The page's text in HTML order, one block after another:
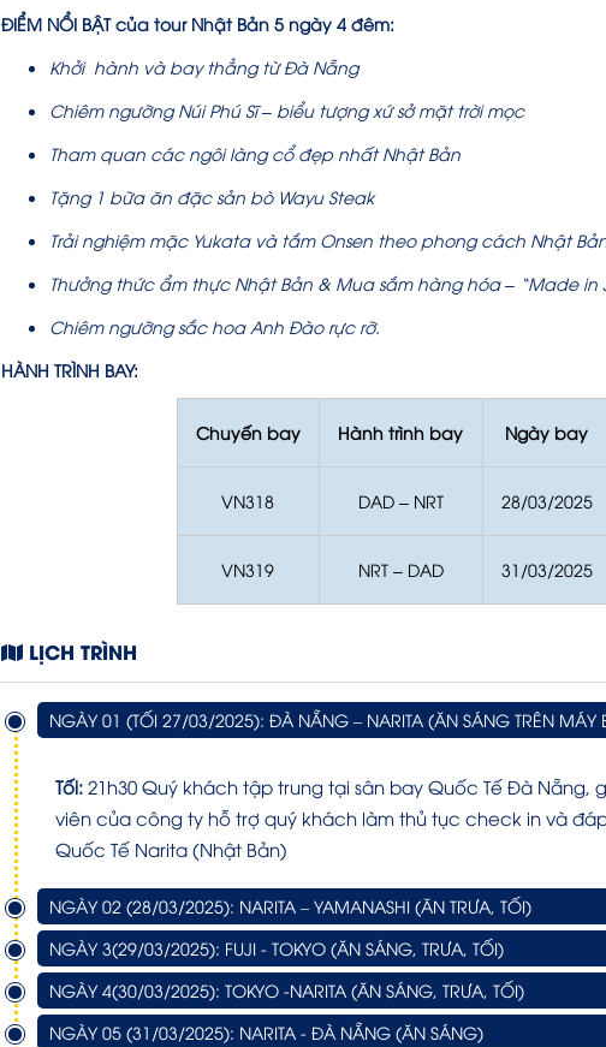
ĐIỂM NỔI BẬT của tour Nhật Bản 5 ngày 4 đêm:
Khởi hành và bay thẳng từ Đà Nẵng
Chiêm ngưỡng Núi Phú Sĩ – biểu tượng xứ sở mặt trời mọc
Tham quan các ngôi làng cổ đẹp nhất Nhật Bản
Tặng 1 bữa ăn đặc sản bò Wayu Steak
Trải nghiệm mặc Yukata và tắm Onsen theo phong cách Nhật
Thưởng thức ẩm thực Nhật Bản & Mua sắm hàng hóa – “Made in
Chiêm ngưỡng sắc hoa Anh Đào rực rỡ.
HÀNH TRÌNH BAY:
Chuyến bay Hành trình bay Ngày bay
VN318 DAD – NRT 28/03/2025
VN319 NRT – DAD 31/03/2025
LỊCH TRÌNH
NGÀY 01 (TỐI 27/03/2025): ĐÀ NẴNG – NARITA (ĂN SÁNG TRÊN MÁY
Tối: 21h30 Quý khách tập trung tại sân bay Quốc Tế Đà
viên của công ty hỗ trợ quý khách làm thủ tục check in và đáp
Quốc Tế Narita (Nhật Bản)
NGÀY 02 (28/03/2025): NARITA – YAMANASHI (ĂN TRƯA, TỐI)
NGÀY 3(29/03/2025): FUJI - TOKYO (ĂN SÁNG, TRƯA, TỐI)
NGÀY 4(30/03/2025): TOKYO -NARITA (ĂN SÁNG, TRƯA, TỐI)
NGÀY 05 (31/03/2025): NARITA - ĐÀ NẴNG (ĂN SÁNG)